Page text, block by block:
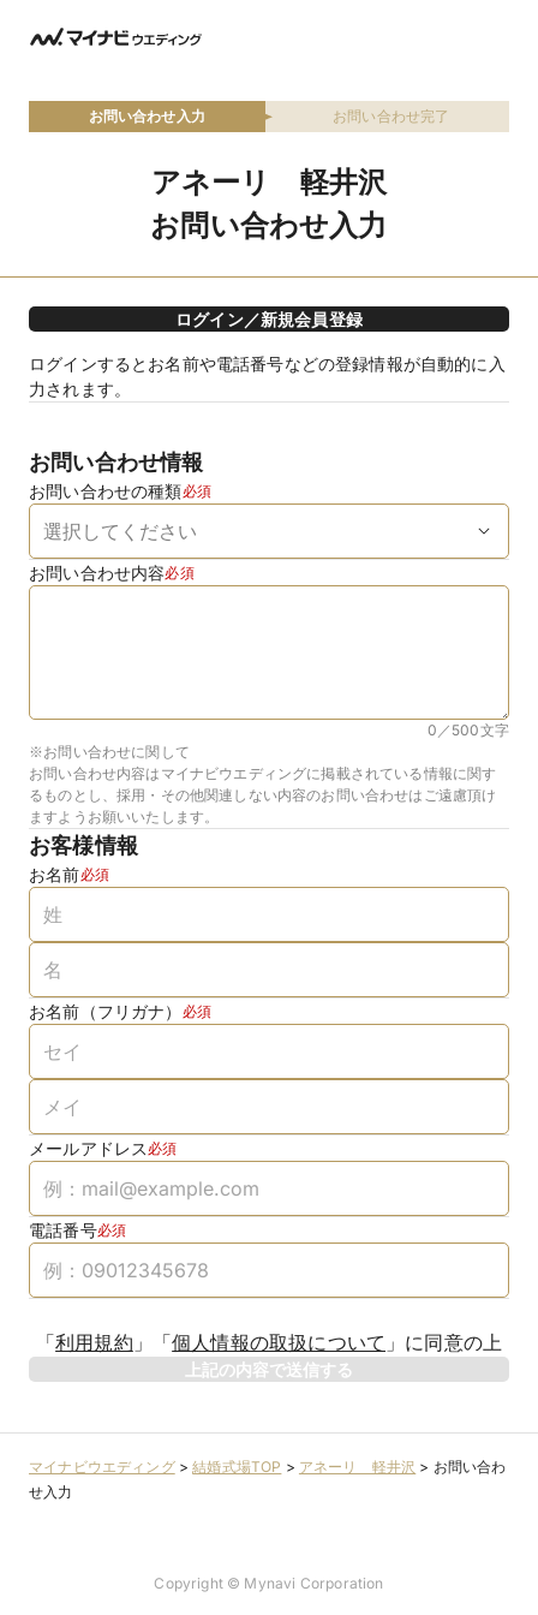
お問い合わせ入力 お問い合わせ完了
アネーリ 軽井沢
お問い合わせ入力
ログイン／新規会員登録
ログインするとお名前や電話番号などの登録情報が自動的に入
力されます。
お問い合わせ情報
お問い合わせの種類必須
お問い合わせ内容必須
0／500文字
※お問い合わせに関して
お問い合わせ内容はマイナビウエディングに掲載されている情報に関す
るものとし、採用・その他関連しない内容のお問い合わせはご遠慮頂け
ますようお願いいたします。
お客様情報
お名前必須
お名前（フリガナ） 必須
メールアドレス 必須
電話番号必須
「利用規約 」 「個人情報の取扱について 」 に同意の上
上記の内容で送信する
マイナビウエディング>結婚式場TOP > アネーリ 軽井沢 > お問い合わ
せ入力
Copyright © Mynavi Corporation